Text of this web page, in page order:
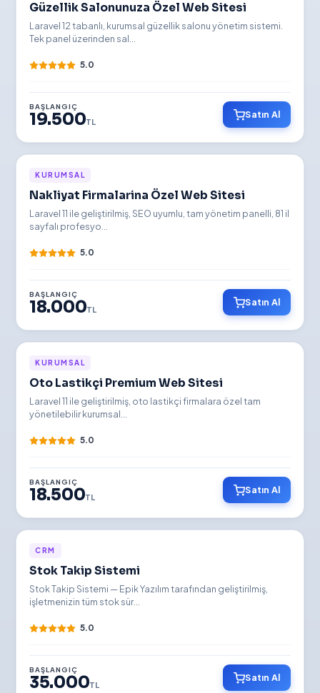
YENİ
Güzellik Salonunuza Özel Web Sitesi
Laravel 12 tabanlı, kurumsal güzellik salonu yönetim sistemi.
Tek panel üzerinden sal...
5.0
BAŞLANGIÇ
19.500TL
Satın Al
YENİ
KURUMSAL
Nakliyat Firmalarina Özel Web Sitesi
Laravel 11 ile geliştirilmiş, SEO uyumlu, tam yönetim panelli, 81 il
sayfalı profesyo...
5.0
BAŞLANGIÇ
18.000TL
Satın Al
YENİ
KURUMSAL
Oto Lastikçi Premium Web Sitesi
Laravel 11 ile geliştirilmiş, oto lastikçi firmalara özel tam
yönetilebilir kurumsal...
5.0
BAŞLANGIÇ
18.500TL
Satın Al
İNDİRİMLİ
YENİ
CRM
Stok Takip Sistemi
Stok Takip Sistemi — Epik Yazılım tarafından geliştirilmiş,
işletmenizin tüm stok sür...
5.0
BAŞLANGIÇ
35.000TL
Satın Al